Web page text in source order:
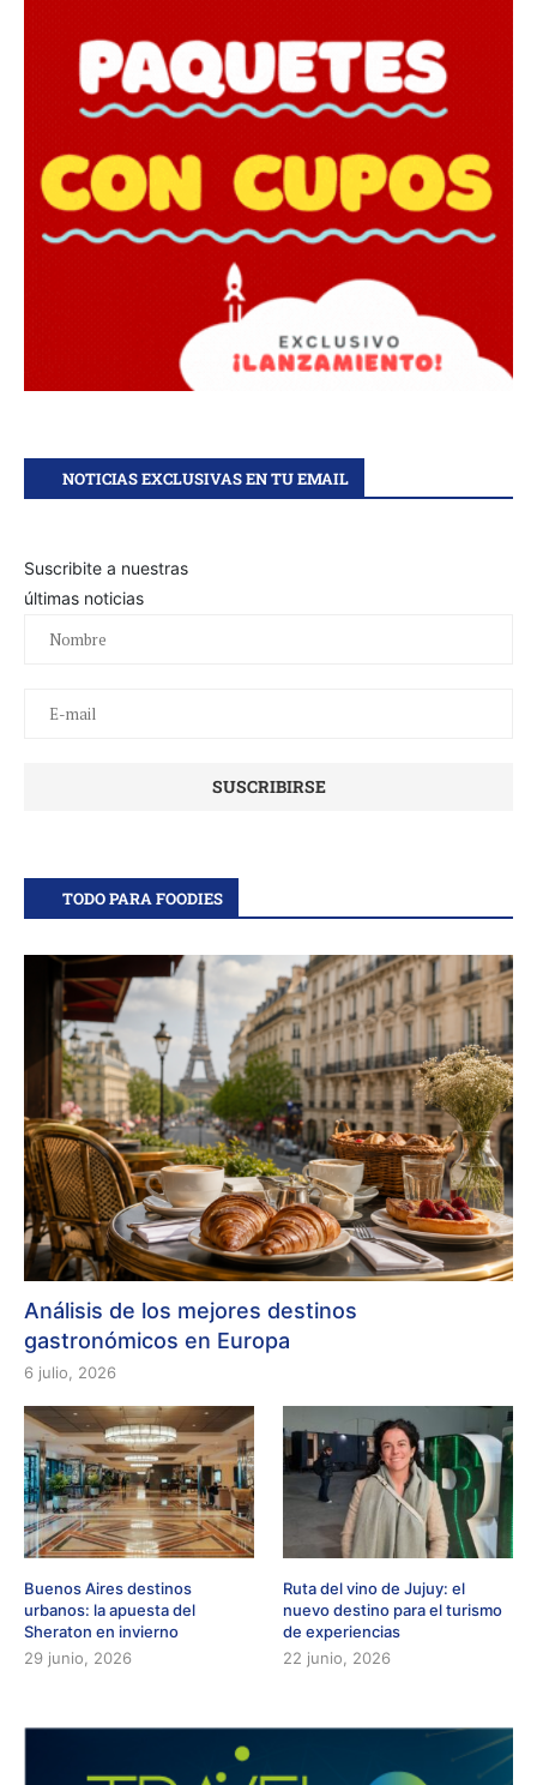
NOTICIAS EXCLUSIVAS EN TU EMAIL
Suscribite a nuestras
últimas noticias
TODO PARA FOODIES
Análisis de los mejores destinos
gastronómicos en Europa
6 julio, 2026
Buenos Aires destinos
urbanos: la apuesta del
Sheraton en invierno
29 junio, 2026
Ruta del vino de Jujuy: el
nuevo destino para el turismo
de experiencias
22 junio, 2026